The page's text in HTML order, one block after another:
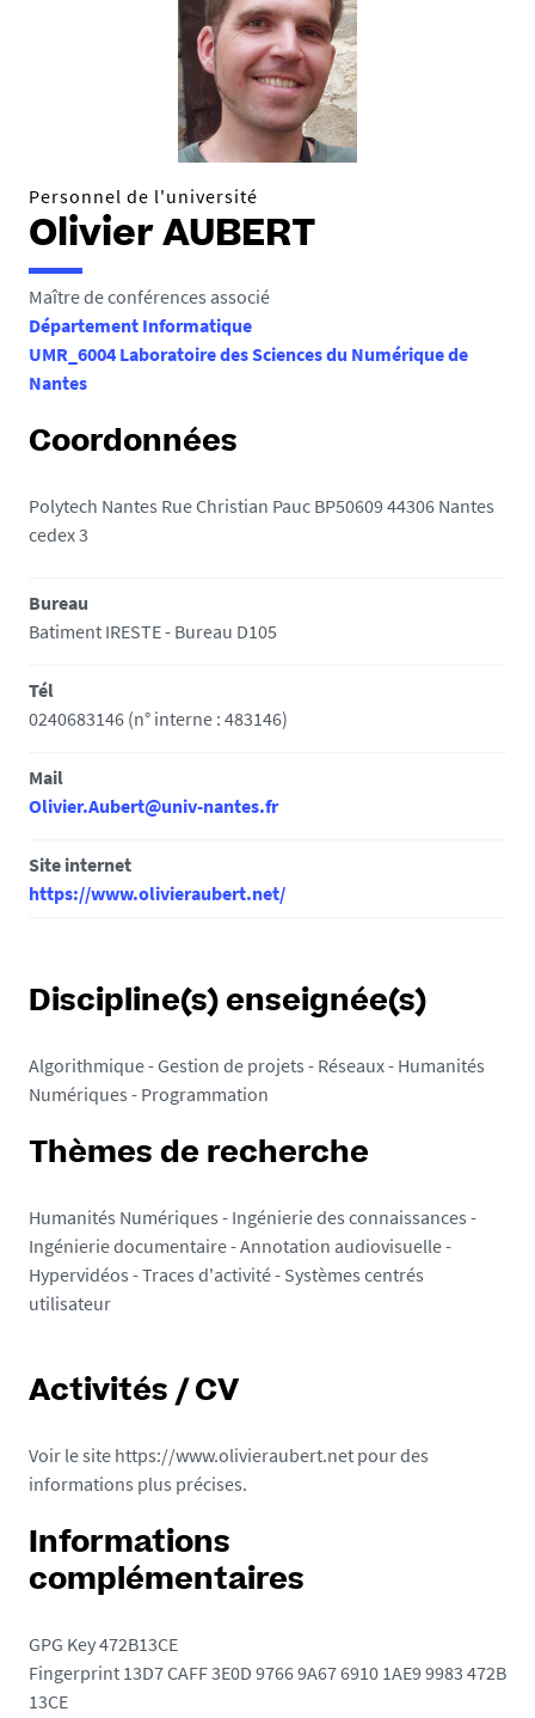
:Personnel de l'université
Olivier AUBERT
Maître de conférences associé
Département Informatique
UMR_6004 Laboratoire des Sciences du Numérique de
Nantes
Coordonnées
Polytech Nantes Rue Christian Pauc BP50609 44306 Nantes
cedex 3
Bureau
Batiment IRESTE - Bureau D105
Tél
0240683146 (n° interne : 483146)
Mail
Olivier.Aubert@univ-nantes.fr
Site internet
https://www.olivieraubert.net/
Discipline(s) enseignée(s)
Algorithmique - Gestion de projets - Réseaux - Humanités
Numériques - Programmation
Thèmes de recherche
Humanités Numériques - Ingénierie des connaissances -
Ingénierie documentaire - Annotation audiovisuelle -
Hypervidéos - Traces d'activité - Systèmes centrés
utilisateur
Activités / CV
Voir le site https://www.olivieraubert.net pour des
informations plus précises.
Informations
complémentaires
GPG Key 472B13CE
Fingerprint 13D7 CAFF 3E0D 9766 9A67 6910 1AE9 9983 472B
13CE